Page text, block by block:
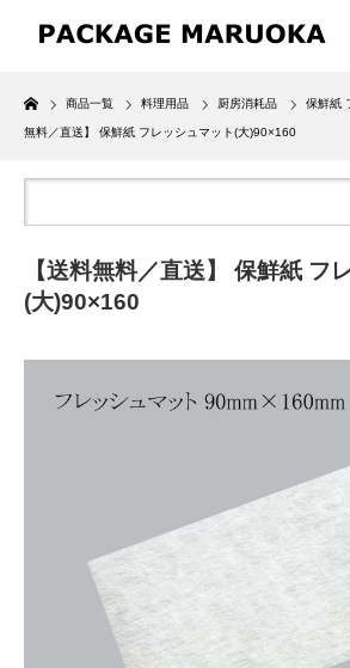
Home
商品一覧 料理用品 厨房消耗品 保鮮紙
無料／直送】 保鮮紙 フレッシュマット(大)90×160
【送料無料／直送】 保鮮紙 フ
(大)90×160